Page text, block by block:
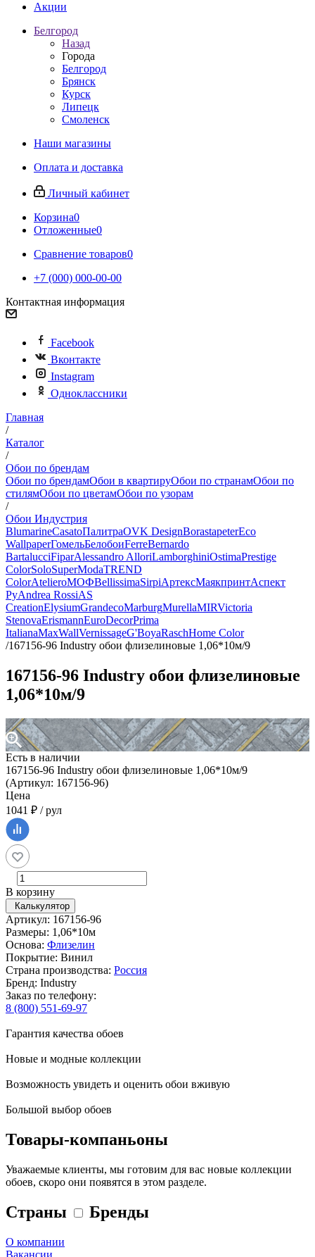
Акции
Белгород
Назад
Города
Белгород
Брянск
Курск
Липецк
Смоленск
Наши магазины
Оплата и доставка
Личный кабинет
Корзина0
Отложенные0
Сравнение товаров0
+7 (000) 000-00-00
Контактная информация
Facebook
Вконтакте
Instagram
Одноклассники
Главная
/
Каталог
/
Обои по брендам
Обои по брендамОбои в квартируОбои по странамОбои по
стилямОбои по цветамОбои по узорам
/
Обои Индустрия
BlumarineCasatoПалитраOVK DesignBorastapeterEco
WallpaperГомельБелобоиFerreBernardo
BartalucciFiparAlessandro AlloriLamborghiniOstimaPrestige
ColorSoloSuperModaTREND
ColorAtelieroМОФBellissimaSirpiАртексМаякпринтАспект
РуAndrea RossiAS
CreationElysiumGrandecoMarburgMurellaMIRVictoria
StenovaErismannEuroDecorPrima
ItalianaMaxWallVernissageG'BoyaRaschHome Color
/167156-96 Industry обои флизелиновые 1,06*10м/9
167156-96 Industry обои флизелиновые
1,06*10м/9
Есть в наличии
167156-96 Industry обои флизелиновые 1,06*10м/9
(Артикул: 167156-96)
Цена
1041 ₽ / рул
В корзину
Калькулятор
Артикул: 167156-96
Размеры: 1,06*10м
Основа: Флизелин
Покрытие: Винил
Страна производства: Россия
Бренд: Industry
Заказ по телефону:
8 (800) 551-69-97
Гарантия качества обоев
Новые и модные коллекции
Возможность увидеть и оценить обои вживую
Большой выбор обоев
Товары-компаньоны
Уважаемые клиенты, мы готовим для вас новые коллекции
обоев, скоро они появятся в этом разделе.
Страны Бренды
О компании
Вакансии